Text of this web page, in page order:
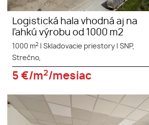
Logistická hala vhodná aj na
ľahkú výrobu od 1000 m2
1000 m2 Skladovacie priestory
SNP,
Strečno,
5 €/m2/mesiac
Na strategickom mieste s
výbornou dopravnou